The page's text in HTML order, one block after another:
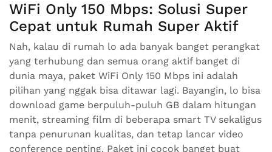
WiFi Only 150 Mbps: Solusi Super
Cepat untuk Rumah Super Aktif
Nah, kalau di rumah lo ada banyak banget perangkat
yang terhubung dan semua orang aktif banget di
dunia maya, paket WiFi Only 150 Mbps ini adalah
pilihan yang nggak bisa ditawar lagi. Bayangin, lo bisa
download game berpuluh-puluh GB dalam hitungan
menit, streaming film di beberapa smart TV sekaligus
tanpa penurunan kualitas, dan tetap lancar video
conference penting. Paket ini cocok banget buat